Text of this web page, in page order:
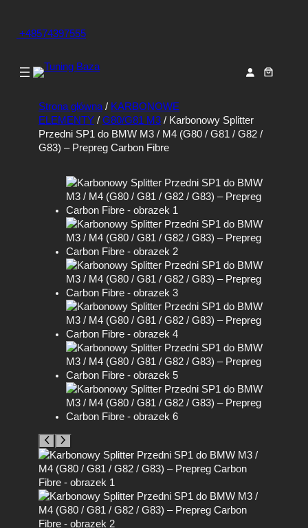
+48574397555
Strona główna / KARBONOWE
ELEMENTY / G80/G81 M3 / Karbonowy Splitter
Przedni SP1 do BMW M3 / M4 (G80 / G81 / G82 /
G83) – Prepreg Carbon Fibre